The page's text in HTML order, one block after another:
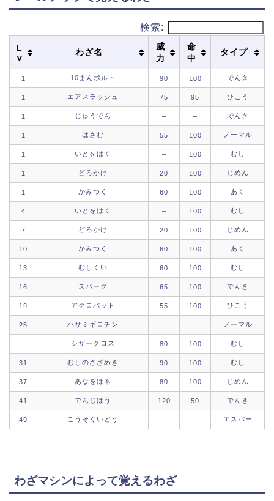
検索:
L
v
わざ名
威
力
命
中
タイプ
1 10まんボルト 90 100 でんき
1 エアスラッシュ 75 95 ひこう
1 じゅうでん – – でんき
1 はさむ 55 100 ノーマル
1 いとをはく – 100 むし
1 どろかけ 20 100 じめん
1 かみつく 60 100 あく
4 いとをはく – 100 むし
7 どろかけ 20 100 じめん
10 かみつく 60 100 あく
13 むしくい 60 100 むし
16 スパーク 65 100 でんき
19 アクロバット 55 100 ひこう
25 ハサミギロチン – – ノーマル
– シザークロス 80 100 むし
31 むしのさざめき 90 100 むし
37 あなをほる 80 100 じめん
41 でんじほう 120 50 でんき
49 こうそくいどう – – エスパー
わざマシンによって覚えるわざ